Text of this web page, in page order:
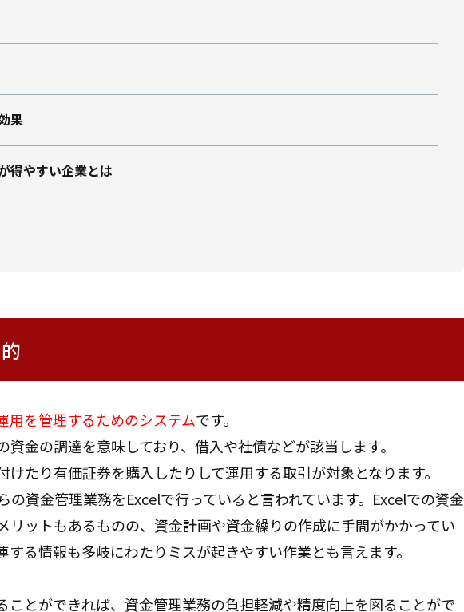
果
得やすい企業とは
用を管理するためのシステムです。
金の調達を意味しており、借入や社債などが該当します。
たり有価証券を購入したりして運用する取引が対象となります。
の資金管理業務をExcelで行っていると言われています。Excelでの資金
リットもあるものの、資金計画や資金繰りの作成に手間がかかってい
る情報も多岐にわたりミスが起きやすい作業とも言えます。
ことができれば、資金管理業務の負担軽減や精度向上を図ることがで